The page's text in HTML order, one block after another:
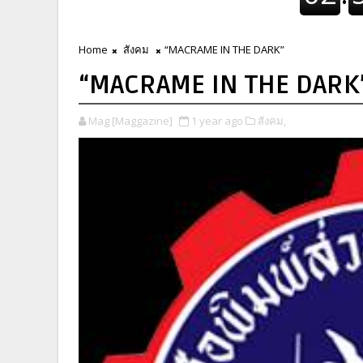
Home สังคม “MACRAME IN THE DARK”
“MACRAME IN THE
Mag [Maggazine] 1 year ago สังคม,